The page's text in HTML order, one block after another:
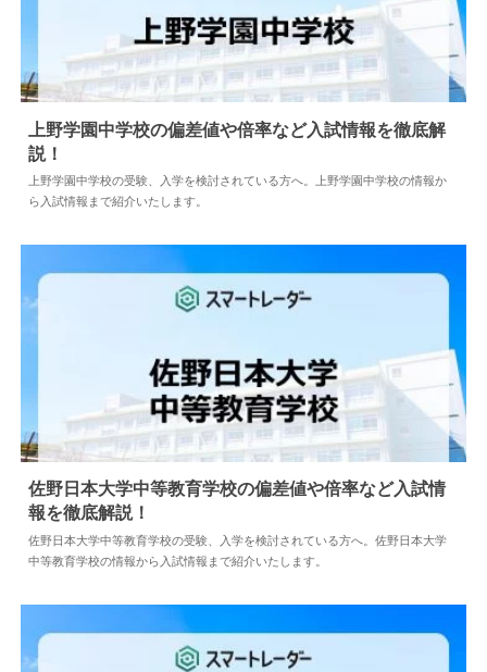
中学情報 2024.04.02
上野学園中学校の偏差値や倍率など入試情報を徹底解
説！
上野学園中学校の受験、入学を検討されている方へ。上野学園中学校の情報か
ら入試情報まで紹介いたします。
中学情報 2024.04.02
佐野日本大学中等教育学校の偏差値や倍率など入試情
報を徹底解説！
佐野日本大学中等教育学校の受験、入学を検討されている方へ。佐野日本大学
中等教育学校の情報から入試情報まで紹介いたします。